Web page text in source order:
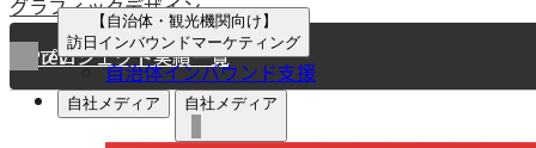
【自治体・観光機関向け】
訪日インバウンドマーケティング
自治体インバウンド支援
自社メディア 自社メディア
グラフィックデザイン
Prev
プロジェクト実績一覧